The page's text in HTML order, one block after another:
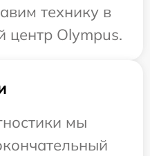
технику в
центр Olympus.
мы